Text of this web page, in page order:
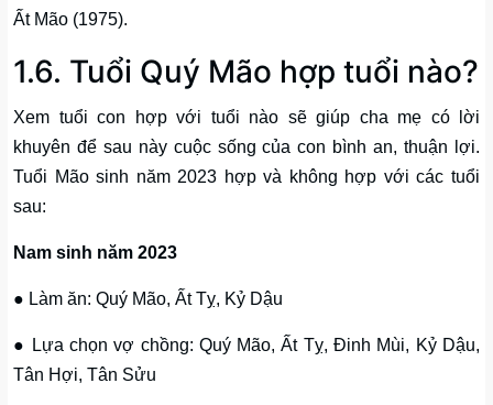
Ất Mão (1975).
1.6. Tuổi Quý Mão hợp tuổi nào?
Xem tuổi con hợp với tuổi nào sẽ giúp cha mẹ có lời
khuyên để sau này cuộc sống của con bình an, thuận lợi.
Tuổi Mão sinh năm 2023 hợp và không hợp với các tuổi
sau:
Nam sinh năm 2023
● Làm ăn: Quý Mão, Ất Tỵ, Kỷ Dậu
● Lựa chọn vợ chồng: Quý Mão, Ất Tỵ, Đinh Mùi, Kỷ Dậu,
Tân Hợi, Tân Sửu